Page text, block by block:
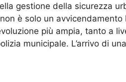
gestione della sicurezza
è solo un
più ampia, tanto a
municipale. L’arrivo di